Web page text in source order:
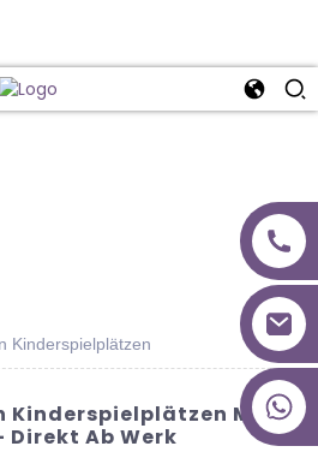
Kinderspielplätzen
Kinderspielplätzen Mit
Ab Werk